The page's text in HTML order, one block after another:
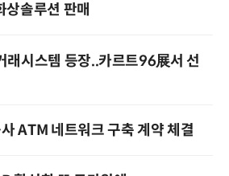
상솔루션 판매
래시스템 등장..카르트96展서 선
ATM 네트워크 구축 계약 체결